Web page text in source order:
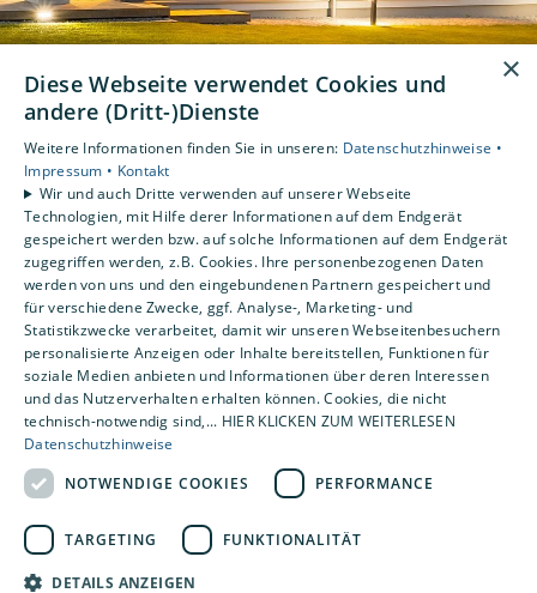
Ihre Vorteile mit Josef Meyer
Komplettangebote
×
Diese Webseite verwendet Cookies und
andere (Dritt-)Dienste
Weitere Informationen finden Sie in unseren: Datenschutzhinweise •
Impressum • Kontakt
Wir und auch Dritte verwenden auf unserer Webseite
Technologien, mit Hilfe derer Informationen auf dem Endgerät
gespeichert werden bzw. auf solche Informationen auf dem Endgerät
zugegriffen werden, z.B. Cookies. Ihre personenbezogenen Daten
werden von uns und den eingebundenen Partnern gespeichert und
für verschiedene Zwecke, ggf. Analyse-, Marketing- und
Statistikzwecke verarbeitet, damit wir unseren Webseitenbesuchern
personalisierte Anzeigen oder Inhalte bereitstellen, Funktionen für
soziale Medien anbieten und Informationen über deren Interessen
und das Nutzerverhalten erhalten können. Cookies, die nicht
technisch-notwendig sind,... HIER KLICKEN ZUM WEITERLESEN
Datenschutzhinweise
NOTWENDIGE COOKIES
PERFORMANCE
TARGETING FUNKTIONALITÄT
DETAILS ANZEIGEN